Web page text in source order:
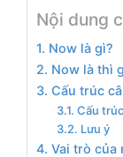
Nội dung
1. Now là gì?
2. Now là thì
3. Cấu trúc
3.1. Cấu
3.2. Lưu ý
4. Vai trò của